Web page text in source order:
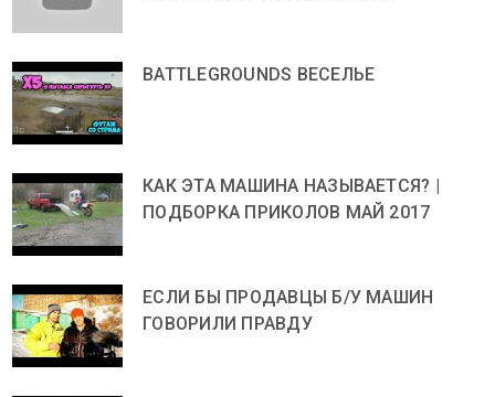
BATTLEGROUNDS ВЕСЕЛЬЕ
КАК ЭТА МАШИНА НАЗЫВАЕТСЯ? |
ПОДБОРКА ПРИКОЛОВ МАЙ 2017
ЕСЛИ БЫ ПРОДАВЦЫ Б/У МАШИН
ГОВОРИЛИ ПРАВДУ